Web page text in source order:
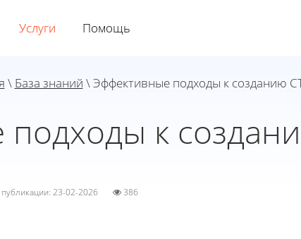
Услуги Помощь
\ База знаний \ Эффективные подходы к созданию
к
публикации: 23-02-2026 386